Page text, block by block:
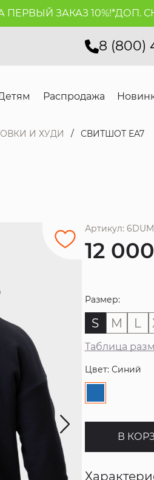
ЗАКАЗ 10%!*ДОП.
8 (800)
Распродажа
И ХУДИ СВИТШОТ EA7
Артикул:
12 000
Размер:
S M L
Таблица
Цвет: Синий
В